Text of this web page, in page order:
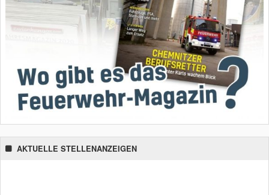
AKTUELLE STELLENANZEIGEN